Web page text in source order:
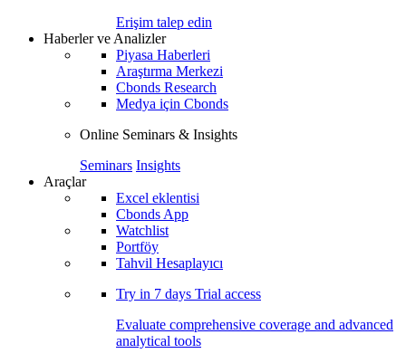
Erişim talep edin
Haberler ve Analizler
Piyasa Haberleri
Araştırma Merkezi
Cbonds Research
Medya için Cbonds
Online Seminars & Insights
Seminars Insights
Araçlar
Excel eklentisi
Cbonds App
Watchlist
Portföy
Tahvil Hesaplayıcı
Try in 7 days Trial access
Evaluate comprehensive coverage and advanced
analytical tools